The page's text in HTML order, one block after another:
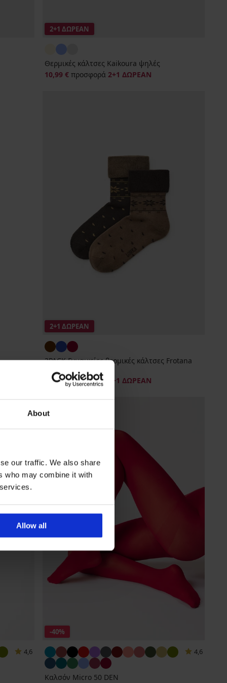
About
our traffic. We also share
who may combine it with
Allow all
2+1 ΔΩΡΕΑΝ
Θερμικές κάλτσες Kaikoura ψηλές
10,99 € προσφορά 2+1 ΔΩΡΕΑΝ
2+1 ΔΩΡΕΑΝ
2PACK Γυναικείες θερμικές κάλτσες Frotana
12,99 €προσφορά 2+1 ΔΩΡΕΑΝ
4,6
-40%
4,6
Καλσόν Micro 50 DEN